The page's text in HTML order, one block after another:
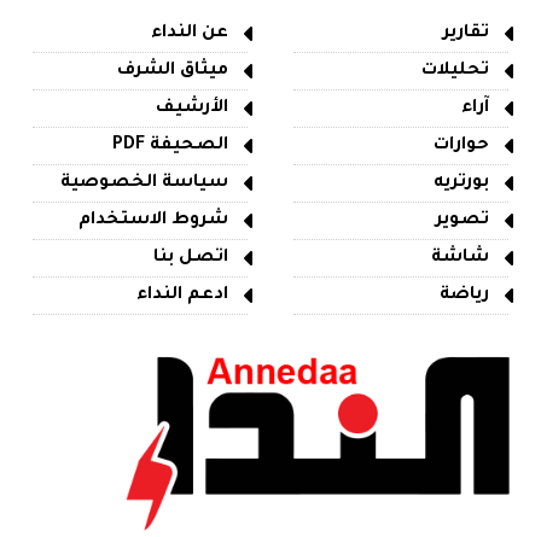
تقارير
تحليلات
آراء
حوارات
بورتريه
تصوير
شاشة
رياضة
عن النداء
ميثاق الشرف
الأرشيف
الصحيفة PDF
سياسة الخصوصية
شروط الاستخدام
اتصل بنا
ادعم النداء